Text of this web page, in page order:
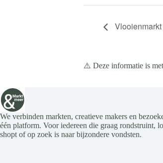
⚠️ Deze informatie is
We verbinden markten, creatieve makers en
één platform. Voor iedereen die graag rondstruint,
shopt of op zoek is naar bijzondere vondsten.